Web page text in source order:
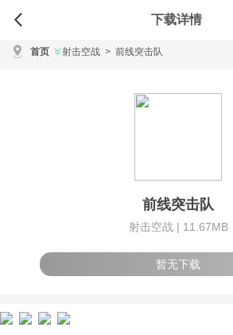
下载详情
首页 射击空战 > 前线突击队
前线突击队
射击空战 | 11.67MB
暂无下载